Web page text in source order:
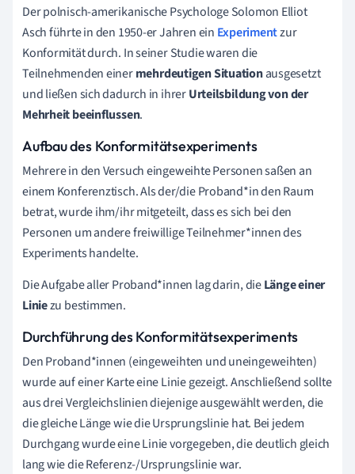
Der polnisch-amerikanische Psychologe Solomon Elliot
Asch führte in den 1950-er Jahren ein Experimentzur
Konformität durch. In seiner Studie waren die
Teilnehmenden einermehrdeutigen Situationausgesetzt
und ließen sich dadurch in ihrerUrteilsbildung von der
Mehrheit beeinflussen.
Aufbau des Konformitätsexperiments
Mehrere in den Versuch eingeweihte Personen saßen an
einem Konferenztisch. Als der/die Proband*in den Raum
betrat, wurde ihm/ihr mitgeteilt, dass es sich bei den
Personen um andere freiwillige Teilnehmer*innen des
Experiments handelte.
Die Aufgabe aller Proband*innen lag darin, dieLänge einer
Liniezu bestimmen.
Durchführung des Konformitätsexperiments
Den Proband*innen (eingeweihten und uneingeweihten)
wurde auf einer Karte eine Linie gezeigt. Anschließend sollte
aus drei Vergleichslinien diejenige ausgewählt werden, die
die gleiche Länge wie die Ursprungslinie hat. Bei jedem
Durchgang wurde eine Linie vorgegeben, die deutlich gleich
lang wie die Referenz-/Ursprungslinie war.